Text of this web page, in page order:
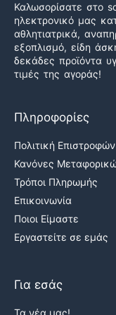
Καλωσορίσατε στο
ηλεκτρονικό μας
αθλητιατρικά,
εξοπλισμό, είδη
δεκάδες προϊόντα
τιμές της αγοράς!
Πληροφορίες
Πολιτική Επιστροφών
Κανόνες
Τρόποι Πληρωμής
Επικοινωνία
Ποιοι Είμαστε
Εργαστείτε σε εμάς
Για εσάς